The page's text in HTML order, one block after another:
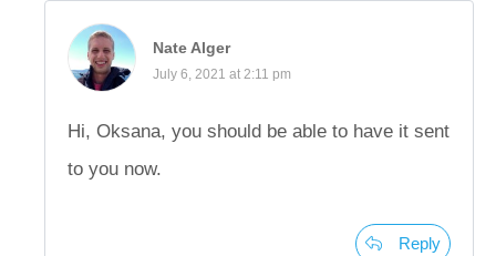
Nate Alger
July 6, 2021 at 2:11 pm
Hi, Oksana, you should be able to have it sent
to you now.
Reply